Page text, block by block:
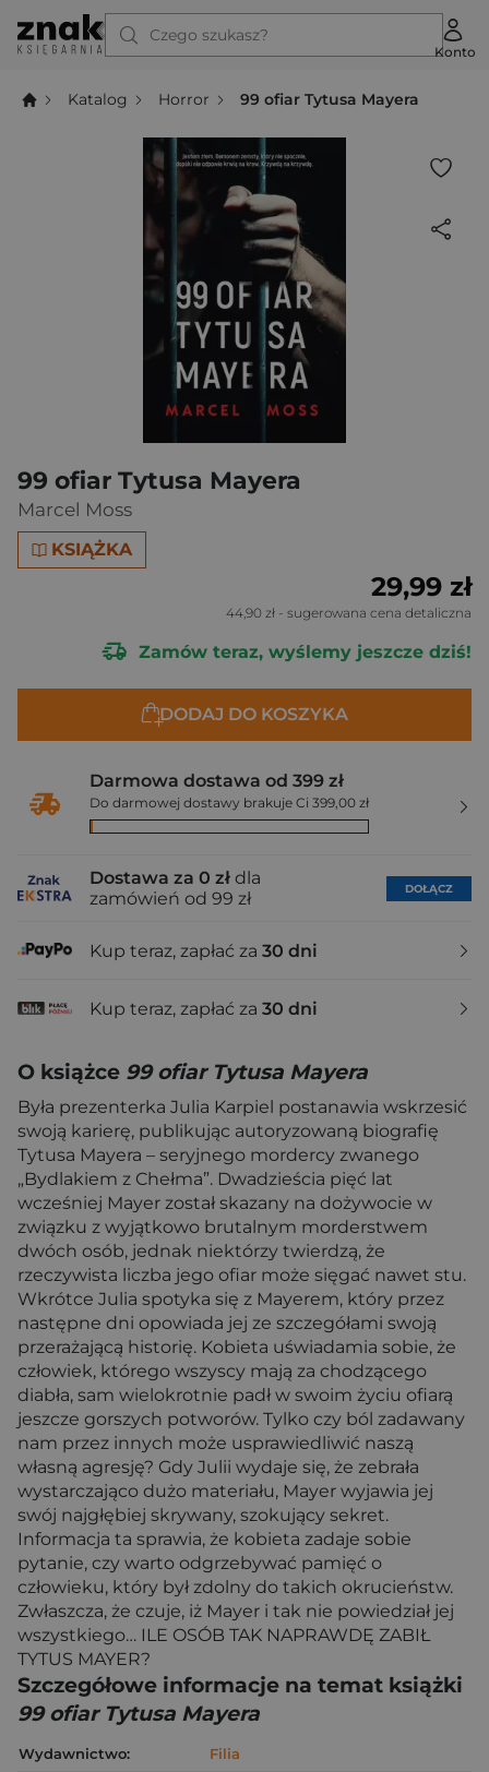
Czego szukasz?
Konto
Katalog Horror 99 ofiar Tytusa Mayera
99 ofiar Tytusa Mayera
Marcel Moss
KSIĄŻKA
29,99 zł
44,90 zł - sugerowana cena detaliczna
Zamów teraz, wyślemy jeszcze dziś!
DODAJ DO KOSZYKA
Darmowa dostawa od 399 zł
Do darmowej dostawy brakuje Ci 399,00 zł
Dostawa za 0 zł dla
zamówień od 99 zł
DOŁĄCZ
Kup teraz, zapłać za 30 dni
Kup teraz, zapłać za 30 dni
O książce 99 ofiar Tytusa Mayera
Była prezenterka Julia Karpiel postanawia wskrzesić
swoją karierę, publikując autoryzowaną biografię
Tytusa Mayera – seryjnego mordercy zwanego
„Bydlakiem z Chełma”. Dwadzieścia pięć lat
wcześniej Mayer został skazany na dożywocie w
związku z wyjątkowo brutalnym morderstwem
dwóch osób, jednak niektórzy twierdzą, że
rzeczywista liczba jego ofiar może sięgać nawet stu.
Wkrótce Julia spotyka się z Mayerem, który przez
następne dni opowiada jej ze szczegółami swoją
przerażającą historię. Kobieta uświadamia sobie, że
człowiek, którego wszyscy mają za chodzącego
diabła, sam wielokrotnie padł w swoim życiu ofiarą
jeszcze gorszych potworów. Tylko czy ból zadawany
nam przez innych może usprawiedliwić naszą
własną agresję? Gdy Julii wydaje się, że zebrała
wystarczająco dużo materiału, Mayer wyjawia jej
swój najgłębiej skrywany, szokujący sekret.
Informacja ta sprawia, że kobieta zadaje sobie
pytanie, czy warto odgrzebywać pamięć o
człowieku, który był zdolny do takich okrucieństw.
Zwłaszcza, że czuje, iż Mayer i tak nie powiedział jej
wszystkiego… ILE OSÓB TAK NAPRAWDĘ ZABIŁ
TYTUS MAYER?
Szczegółowe informacje na temat książki
99 ofiar Tytusa Mayera
Wydawnictwo:
Filia